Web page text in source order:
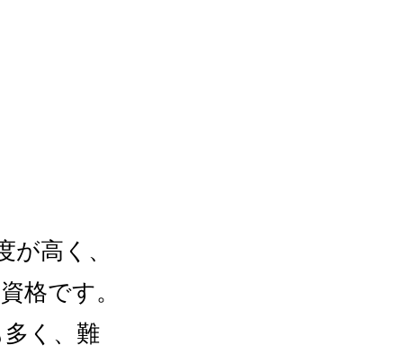
高く、
格です。
く、難